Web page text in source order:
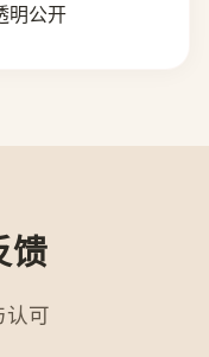
明公开
馈
认可